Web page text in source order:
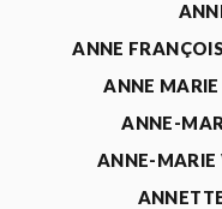
ANNE
ANNE
ANNE-
ANNE-MARIE